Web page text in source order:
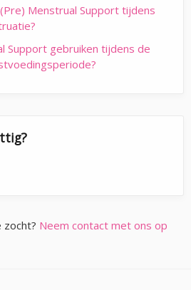
Menstrual Support tijdens
Support gebruiken tijdens de
Neem contact met ons op